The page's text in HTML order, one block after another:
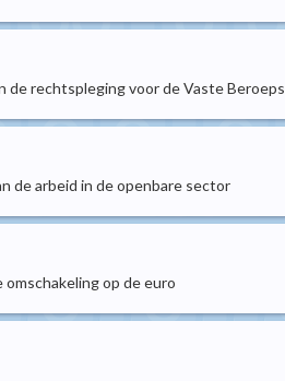
rechtspleging voor de Vaste
de arbeid in de openbare sector
op de euro